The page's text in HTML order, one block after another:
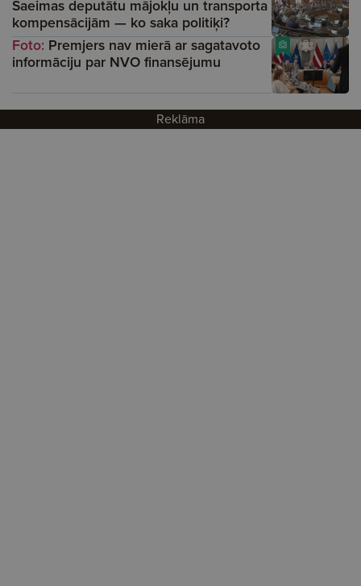
Saeimas deputātu mājokļu un transporta
kompensācijām — ko saka politiķi?
Foto: Premjers nav mierā ar sagatavoto
informāciju par NVO finansējumu
Reklāma